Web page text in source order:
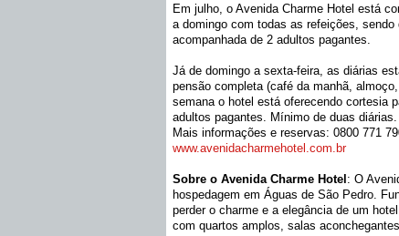
Em julho, o Avenida Charme Hotel está
a domingo com todas as refeições,
acompanhada de 2 adultos pagantes.
Já de domingo a sexta-feira, as diárias
pensão completa (café da manhã,
semana o hotel está oferecendo cortesia
adultos pagantes. Mínimo de duas diárias.
Mais informações e reservas: 0800 771
www.avenidacharmehotel.com.br
Sobre o Avenida Charme Hotel: O
hospedagem em Águas de São Pedro.
perder o charme e a elegância de um
com quartos amplos, salas